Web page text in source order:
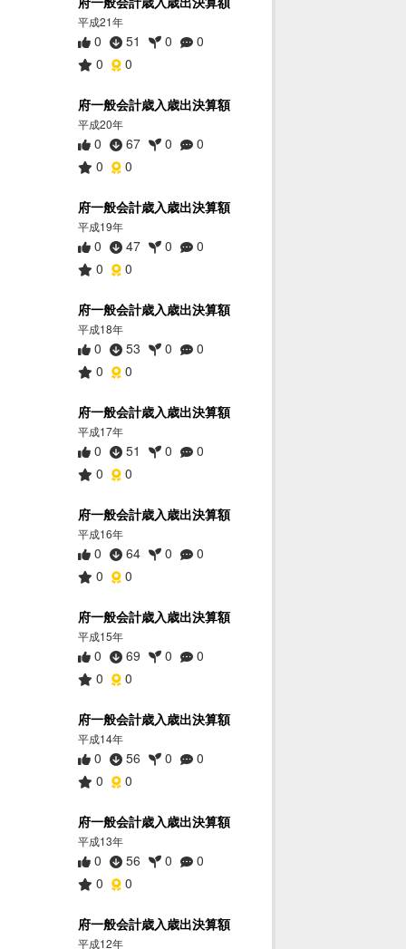
平成21年
0 51 0
0
0
0
府一般会計歳入歳出決算額
平成20年
0 67 0
0
0
0
府一般会計歳入歳出決算額
平成19年
0 47 0
0
0
0
府一般会計歳入歳出決算額
平成18年
0 53 0
0
0
0
府一般会計歳入歳出決算額
平成17年
0 51 0
0
0
0
府一般会計歳入歳出決算額
平成16年
0 64 0
0
0
0
府一般会計歳入歳出決算額
平成15年
0 69 0
0
0
0
府一般会計歳入歳出決算額
平成14年
0 56 0
0
0
0
府一般会計歳入歳出決算額
平成13年
0 56 0
0
0
0
府一般会計歳入歳出決算額
平成12年